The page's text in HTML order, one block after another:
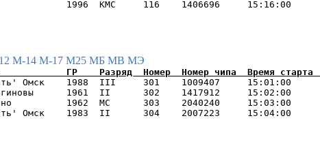
М-14 М-17 М25 МБ МВ МЭ
Омск    1988  III     301    1009407     15:01:00
1961  II      302    1417912     15:02:00
1962  МС      303    2040240     15:03:00